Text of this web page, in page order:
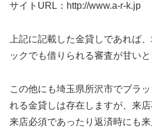
サイトURL：http://www.a-r-k.jp
上記に記載した金貸しであれば
ックでも借りられる審査が甘いと
この他にも埼玉県所沢市でブラ
れる金貸しは存在しますが、来
来店必須であったり返済時にも